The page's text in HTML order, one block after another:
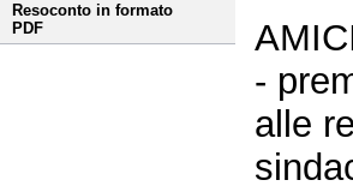
Resoconto in formato
PDF
-
alle